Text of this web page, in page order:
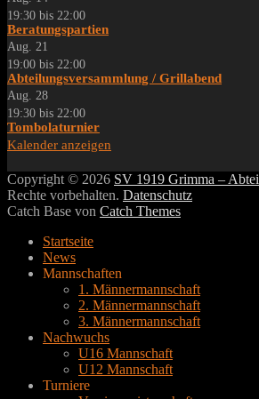
19:30 bis 22:00
Beratungspartien
Aug. 21
19:00 bis 22:00
Abteilungsversammlung / Grillabend
Aug. 28
19:30 bis 22:00
Tombolaturnier
Kalender anzeigen
Copyright © 2026 SV 1919 Grimma –
Rechte vorbehalten. Datenschutz
Catch Base von Catch Themes
oben
scrollen
Startseite
News
Mannschaften
1. Männermannschaft
2. Männermannschaft
3. Männermannschaft
Nachwuchs
U16 Mannschaft
U12 Mannschaft
Turniere